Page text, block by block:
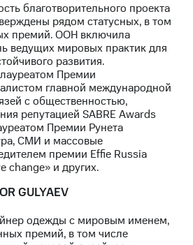
благотворительного проекта
рядом статусных, в том
премий. ООН включила
ведущих мировых практик для
развития.
Премии
главной международной
с общественностью,
репутацией SABRE Awards
Премии Рунета
СМИ и массовые
премии Effie Russia
change» и других.
GULYAEV
одежды с мировым именем,
премий, в том числе